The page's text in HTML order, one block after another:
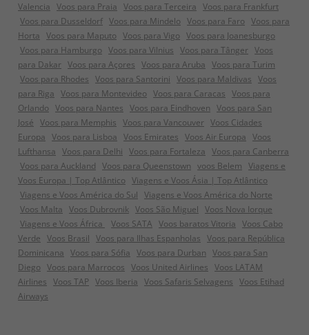
Valencia Voos para Praia Voos para Terceira Voos para Frankfurt
Voos para Dusseldorf Voos para Mindelo Voos para Faro Voos para
Horta Voos para Maputo Voos para Vigo Voos para Joanesburgo
Voos para Hamburgo Voos para Vilnius Voos para Tânger Voos
para Dakar Voos para Açores Voos para Aruba Voos para Turim
Voos para Rhodes Voos para Santorini Voos para Maldivas Voos
para Riga Voos para Montevideo Voos para Caracas Voos para
Orlando Voos para Nantes Voos para Eindhoven Voos para San
José Voos para Memphis Voos para Vancouver Voos Cidades
Europa Voos para Lisboa Voos Emirates Voos Air Europa Voos
Lufthansa Voos para Delhi Voos para Fortaleza Voos para Canberra
Voos para Auckland Voos para Queenstown voos Belem Viagens e
Voos Europa | Top Atlântico Viagens e Voos Ásia | Top Atlântico
Viagens e Voos América do Sul Viagens e Voos América do Norte
Voos Malta Voos Dubrovnik Voos São Miguel Voos Nova Iorque
Viagens e Voos África
Voos SATA Voos baratos Vitoria Voos Cabo
Verde Voos Brasil Voos para Ilhas Espanholas Voos para República
Dominicana Voos para Sófia Voos para Durban Voos para San
Diego Voos para Marrocos Voos United Airlines Voos LATAM
Airlines Voos TAP Voos Iberia Voos Safaris Selvagens Voos Etihad
Airways